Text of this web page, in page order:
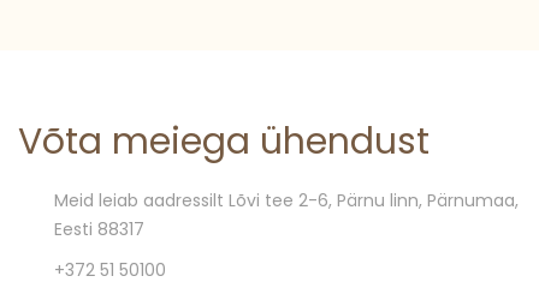
Võta meiega ühendust
Meid leiab aadressilt Lõvi tee 2-6, Pärnu linn, Pärnumaa,
Eesti 88317
+372 51 50100